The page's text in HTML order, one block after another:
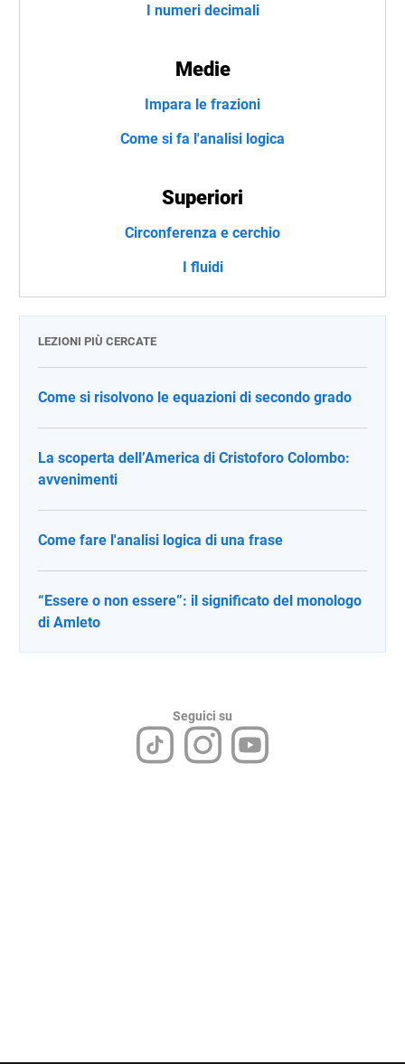
I numeri decimali
Medie
Impara le frazioni
Come si fa l'analisi logica
Superiori
Circonferenza e cerchio
I fluidi
LEZIONI PIÙ CERCATE
Come si risolvono le equazioni di secondo grado
La scoperta dell’America di Cristoforo Colombo:
avvenimenti
Come fare l'analisi logica di una frase
“Essere o non essere”: il significato del monologo
di Amleto
Seguici su